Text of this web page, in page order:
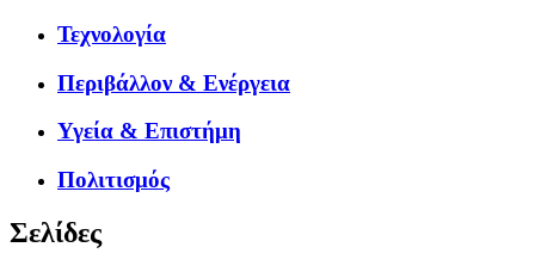
Τεχνολογία
Περιβάλλον & Ενέργεια
Υγεία & Επιστήμη
Πολιτισμός
Σελίδες